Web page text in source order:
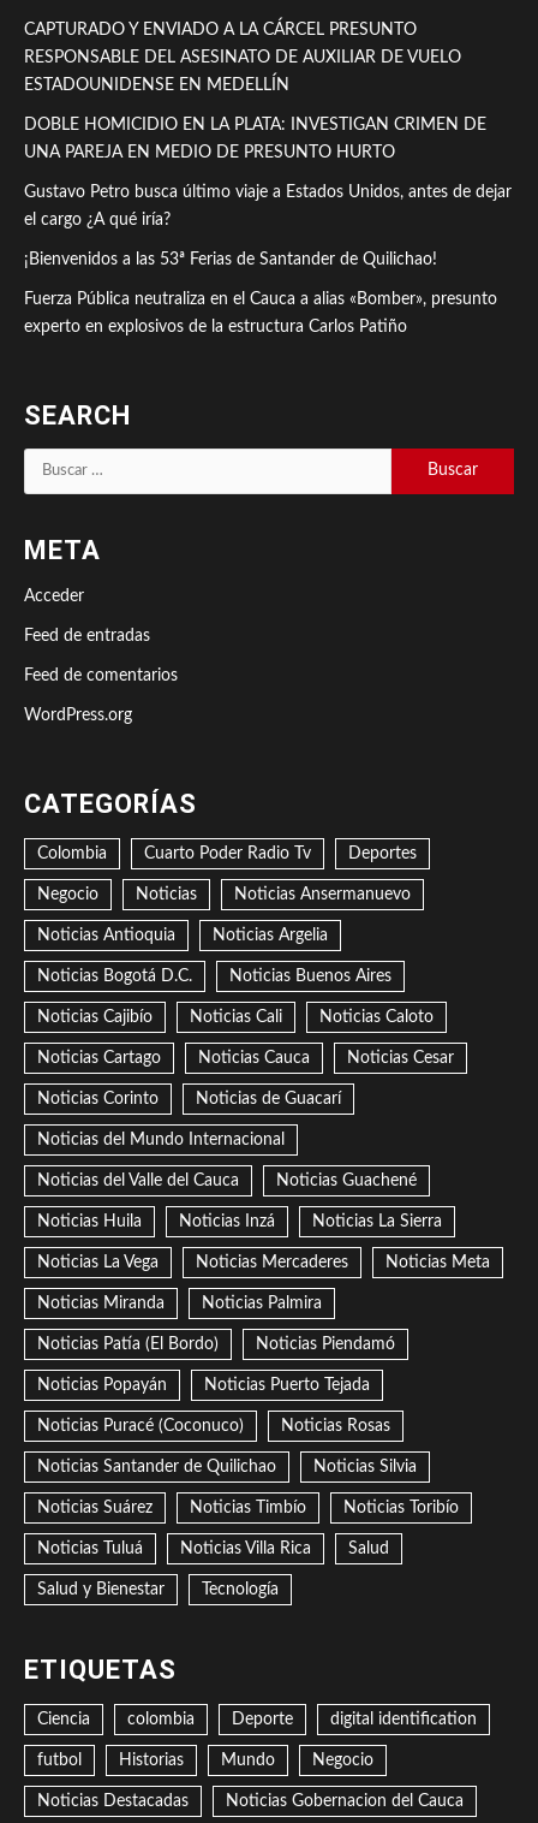
CAPTURADO Y ENVIADO A LA CÁRCEL PRESUNTO
RESPONSABLE DEL ASESINATO DE AUXILIAR DE VUELO
ESTADOUNIDENSE EN MEDELLÍN
DOBLE HOMICIDIO EN LA PLATA: INVESTIGAN CRIMEN DE
UNA PAREJA EN MEDIO DE PRESUNTO HURTO
Gustavo Petro busca último viaje a Estados Unidos, antes de dejar
el cargo ¿A qué iría?
¡Bienvenidos a las 53ª Ferias de Santander de Quilichao!
Fuerza Pública neutraliza en el Cauca a alias «Bomber», presunto
experto en explosivos de la estructura Carlos Patiño
SEARCH
Buscar:
META
Acceder
Feed de entradas
Feed de comentarios
WordPress.org
CATEGORÍAS
Colombia Cuarto Poder Radio Tv Deportes
Negocio Noticias Noticias Ansermanuevo
Noticias Antioquia Noticias Argelia
Noticias Bogotá D.C. Noticias Buenos Aires
Noticias Cajibío Noticias Cali Noticias Caloto
Noticias Cartago Noticias Cauca Noticias Cesar
Noticias Corinto Noticias de Guacarí
Noticias del Mundo Internacional
Noticias del Valle del Cauca Noticias Guachené
Noticias Huila Noticias Inzá Noticias La Sierra
Noticias La Vega Noticias Mercaderes Noticias Meta
Noticias Miranda Noticias Palmira
Noticias Patía (El Bordo) Noticias Piendamó
Noticias Popayán Noticias Puerto Tejada
Noticias Puracé (Coconuco) Noticias Rosas
Noticias Santander de Quilichao Noticias Silvia
Noticias Suárez Noticias Timbío Noticias Toribío
Noticias Tuluá Noticias Villa Rica Salud
Salud y Bienestar Tecnología
ETIQUETAS
Ciencia colombia Deporte digital identification
futbol Historias Mundo Negocio
Noticias Destacadas Noticias Gobernacion del Cauca